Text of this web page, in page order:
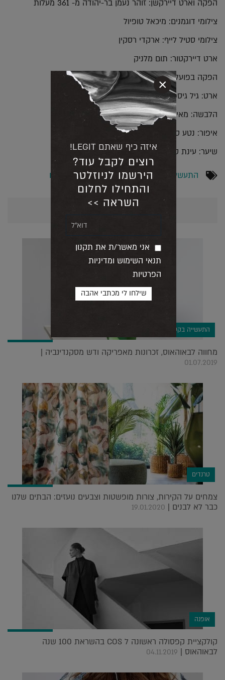
הפקה וארט דיירקשן: זוהר נעמן בר-יהודה מ- 361 מעלות
צילומי דוגמנים: מיכאל טופיול
צילומי סטיל לייף: ארקדי רסקין
ארט דיירקטור: תום מלניק
הפקה בפועל: דניאל
ארט: גיל גיספן
הלבשה: מאיה לבוביץ׳
איפור: נטע סקאלי
שיער: עינת סברדלוף
התעשייה בקטנה,מסביב לעולם,צילום, פרסום
אולי יעניין אותך גם...
התעשייה בקטנה
מחווה לבאוהאוס, זכרונות מאפריקה ודש מסקנדינביה |
01.07.2019
טרנדים
צמחים על הקירות, צורות מופשטות וצבעים נועזים: הבתים שלנו
כבר לא לבנים | 19.01.2020
אופנה
קולקציית קפסולה ראשונה ל COS בהשראת 100 שנה
לבאוהאוס | 04.11.2019
איזה כיף שאתם LEGIT!
רוצים לקבל עוד?
הירשמו לניוזלטר
והתחילו לחלום
השראה >>
אני מאשר/ת את תקנון
תנאי השימוש ומדיניות
הפרטיות
×